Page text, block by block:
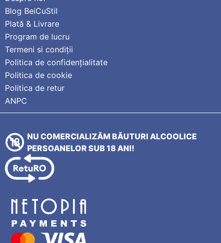
Blog BeiCuStil
Plată & Livrare
Program de lucru
Termeni si condiții
Politica de confidențialitate
Politica de cookie
Politica de retur
ANPC
NU COMERCIALIZĂM BĂUTURI ALCOOLICE
PERSOANELOR SUB 18 ANI!